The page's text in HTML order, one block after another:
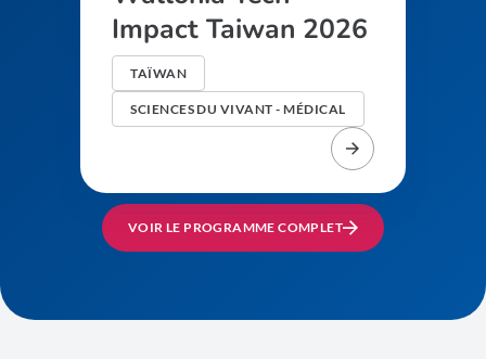
Impact Taiwan 2026
TAÏWAN
SCIENCES DU VIVANT - MÉDICAL
VOIR LE PROGRAMME COMPLET